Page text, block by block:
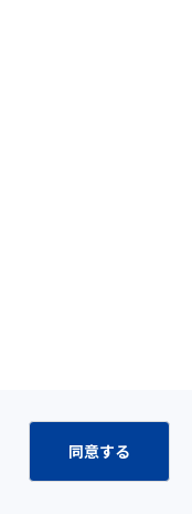
同意する